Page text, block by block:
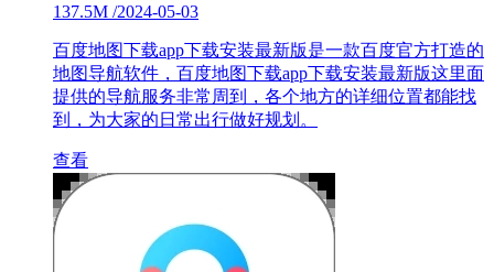
137.5M /2024-05-03
百度地图下载app下载安装最新版是一款百度官方打造的
地图导航软件，百度地图下载app下载安装最新版这里面
提供的导航服务非常周到，各个地方的详细位置都能找
到，为大家的日常出行做好规划。
查看